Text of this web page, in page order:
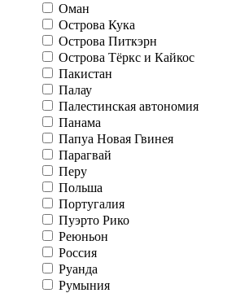
Оман
Острова Кука
Острова Питкэрн
Острова Тёркс и Кайкос
Пакистан
Палау
Палестинская автономия
Панама
Папуа Новая Гвинея
Парагвай
Перу
Польша
Португалия
Пуэрто Рико
Реюньон
Россия
Руанда
Румыния